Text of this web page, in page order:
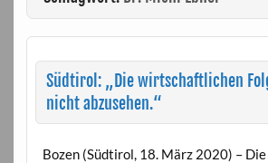
Südtirol: „Die wirtschaftlichen
nicht abzusehen.“
Bozen (Südtirol, 18. März 2020) –